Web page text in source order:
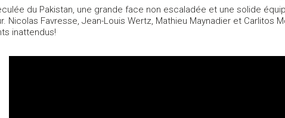
du Pakistan, une grande face non escaladée et une solide
Nicolas Favresse, Jean-Louis Wertz, Mathieu Maynadier et Carlitos
inattendus!